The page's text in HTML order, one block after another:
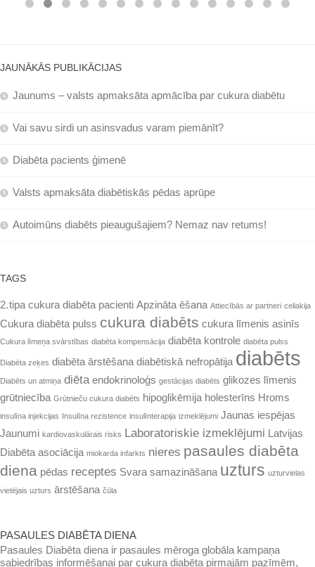
JAUNĀKĀS PUBLIKĀCIJAS
Jaunums – valsts apmaksāta apmācība par cukura diabētu
Vai savu sirdi un asinsvadus varam piemānīt?
Diabēta pacients ģimenē
Valsts apmaksāta diabētiskās pēdas aprūpe
Autoimūns diabēts pieaugušajiem? Nemaz nav retums!
TAGS
2. tipa cukura diabēta pacienti Apzināta ēšana Attiecībās ar partneri celiakija
Cukura diabēta pulss cukura diabēts cukura līmenis asinīs
Cukura līmeņa svārstības diabēta kompensācija diabēta kontrole diabēta pulss
Diabēta zeķes diabēta ārstēšana diabētiskā nefropātija diabēts
Diabēts un atmiņa diēta endokrinoloģs gestācijas diabēts glikozes līmenis
grūtniecība Grūtnieču cukura diabēts hipoglikēmija holesterīns Hroms
insulīna injekcijas Insulīna rezistence insulīnterapija izmeklējumi Jaunas iespējas
Jaunumi kardiovaskulārais risks Laboratoriskie izmeklējumi
Latvijas
Diabēta asociācija miokarda infarkts nieres pasaules diabēta
diena pēdas receptes Svara samazināšana uzturs uzturvielas
vietējais uzturs ārstēšana čūla
PASAULES DIABĒTA DIENA
Pasaules Diabēta diena ir pasaules mē­roga globāla kampaņa
sabiedrības infor­mēšanai par cukura diabēta pirmajām pazīmēm,